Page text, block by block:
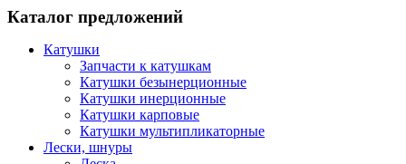
Каталог предложений
Катушки
Запчасти к катушкам
Катушки безынерционные
Катушки инерционные
Катушки карповые
Катушки мультипликаторные
Лески, шнуры